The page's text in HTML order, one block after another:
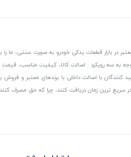
در بازار قطعات یدکی خودرو به صورت سنتی، ما
به سه رویکرد : اصالت کالا، کیفیت مناسب،
کنندگان با اصالت داخلی با برندهای معتبر و
سریع ترین زمان دریافت کنند، چرا که حق مصرف